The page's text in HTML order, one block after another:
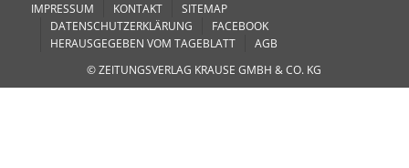
IMPRESSUM KONTAKT
SITEMAP
DATENSCHUTZERKLÄRUNG
FACEBOOK
HERAUSGEGEBEN VOM TAGEBLATT
AGB
© ZEITUNGSVERLAG KRAUSE GMBH & CO. KG